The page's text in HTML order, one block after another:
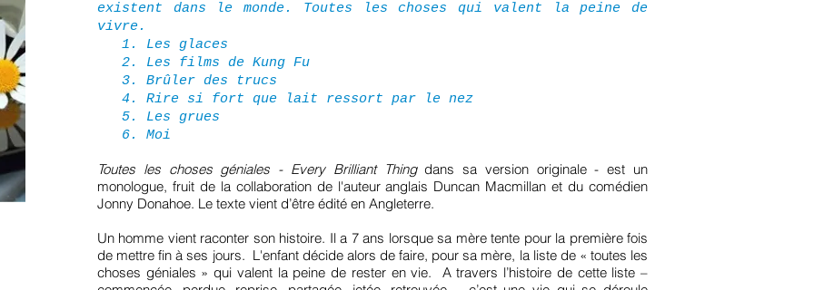
existent dans le monde. Toutes les choses qui valent la peine de
vivre.
1. Les glaces
2. Les films de Kung Fu
3. Brûler des trucs
4. Rire si fort que lait ressort par le nez
5. Les grues
6. Moi
Toutes les choses géniales - Every Brilliant Thingdans sa version originale - est un
monologue, fruit de la collaboration de l'auteur anglais Duncan Macmillan et du comédien
Jonny Donahoe. Le texte vient d’être édité en Angleterre.
Un homme vient raconter son histoire. Il a 7 ans lorsque sa mère tente pour la première fois
de mettre fin à ses jours. L'enfant décide alors de faire, pour sa mère, la liste de « toutes les
choses géniales » qui valent la peine de rester en vie. A travers l’histoire de cette liste –